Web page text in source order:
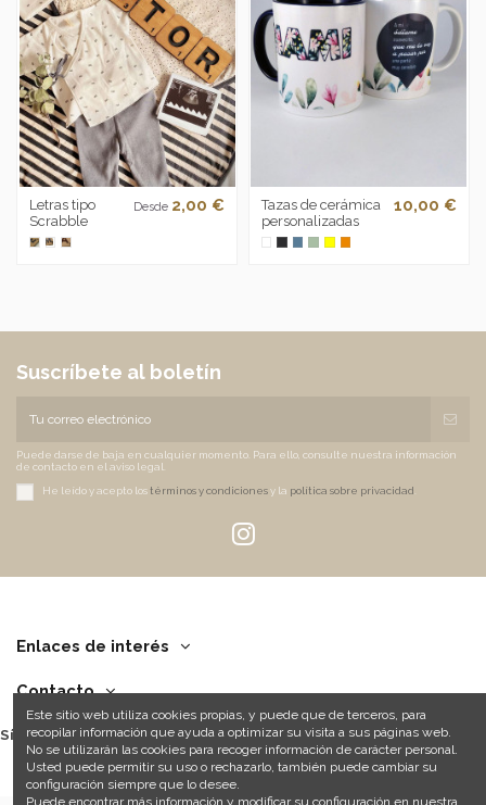
Letras tipo
Scrabble
Desde 2,00 €
Tazas de cerámica
personalizadas
10,00 €
Suscríbete al boletín
Puede darse de baja en cualquier momento. Para ello, consulte nuestra información
de contacto en el aviso legal.
He leído y acepto lostérminos y condicionesy la política sobre privacidad
Enlaces de interés
Contacto
Síguenos
Este sitio web utiliza cookies propias, y puede que de terceros, para
recopilar información que ayuda a optimizar su visita a sus páginas web.
No se utilizarán las cookies para recoger información de carácter personal.
Usted puede permitir su uso o rechazarlo, también puede cambiar su
configuración siempre que lo desee.